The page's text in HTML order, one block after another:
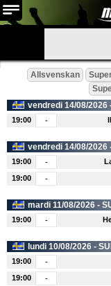
Allsvenskan
vendredi 14/08/2026
19:00 -
vendredi 14/08/2026
19:00 -
19:00
-
mardi 11/08/2026 -
19:00 -
lundi 10/08/2026 -
19:00 -
19:00
-